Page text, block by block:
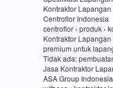
Kontraktor
Centroflor Indonesia
centroflor › produk ›
Kontraktor
premium untuk
Tidak ada:
Jasa Kontraktor
ASA Group Indonesia